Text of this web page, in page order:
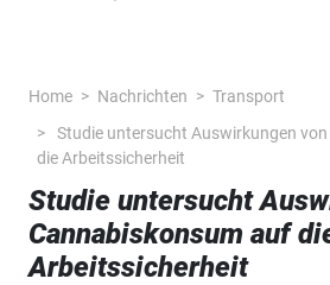
Home Nachrichten
Transport
Studie untersucht Auswirkungen
die Arbeitssicherheit
Studie untersucht
Cannabiskonsum auf
Arbeitssicherheit